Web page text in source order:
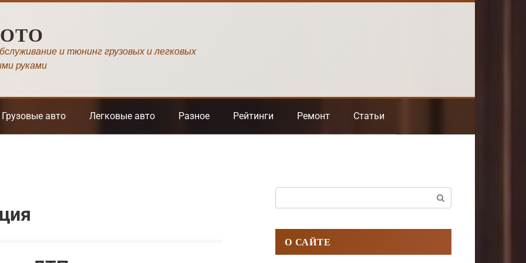
и тюнинг грузовых и легковых
руками
Грузовые авто Легковые авто Разное Рейтинги Ремонт Статьи
О САЙТЕ